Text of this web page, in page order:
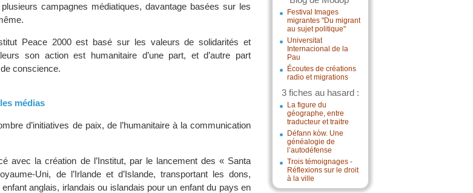
Festival Images
migrantes "Du migrant
au sujet politique"
Universitat
Internacional de la
Pau
Écoutes de créations
radio et migrations
3 fiches au hasard :
La figure du
géographe, entre
traducteur et traitre
Défann kòw. Une
généalogie de
l’autodéfense
Trois témoignages -
Réflexions sur le droit
à la ville
plusieurs campagnes médiatiques, davantage basées sur les
Peace 2000 est basé sur les valeurs de solidarités et
son action est humanitaire d’une part, et d’autre part
conscience.
médias
d’initiatives de paix, de l’humanitaire à la communication
avec la création de l’Institut, par le lancement des « Santa
Uni, de l’Irlande et d’Islande, transportant les dons,
anglais, irlandais ou islandais pour un enfant du pays en